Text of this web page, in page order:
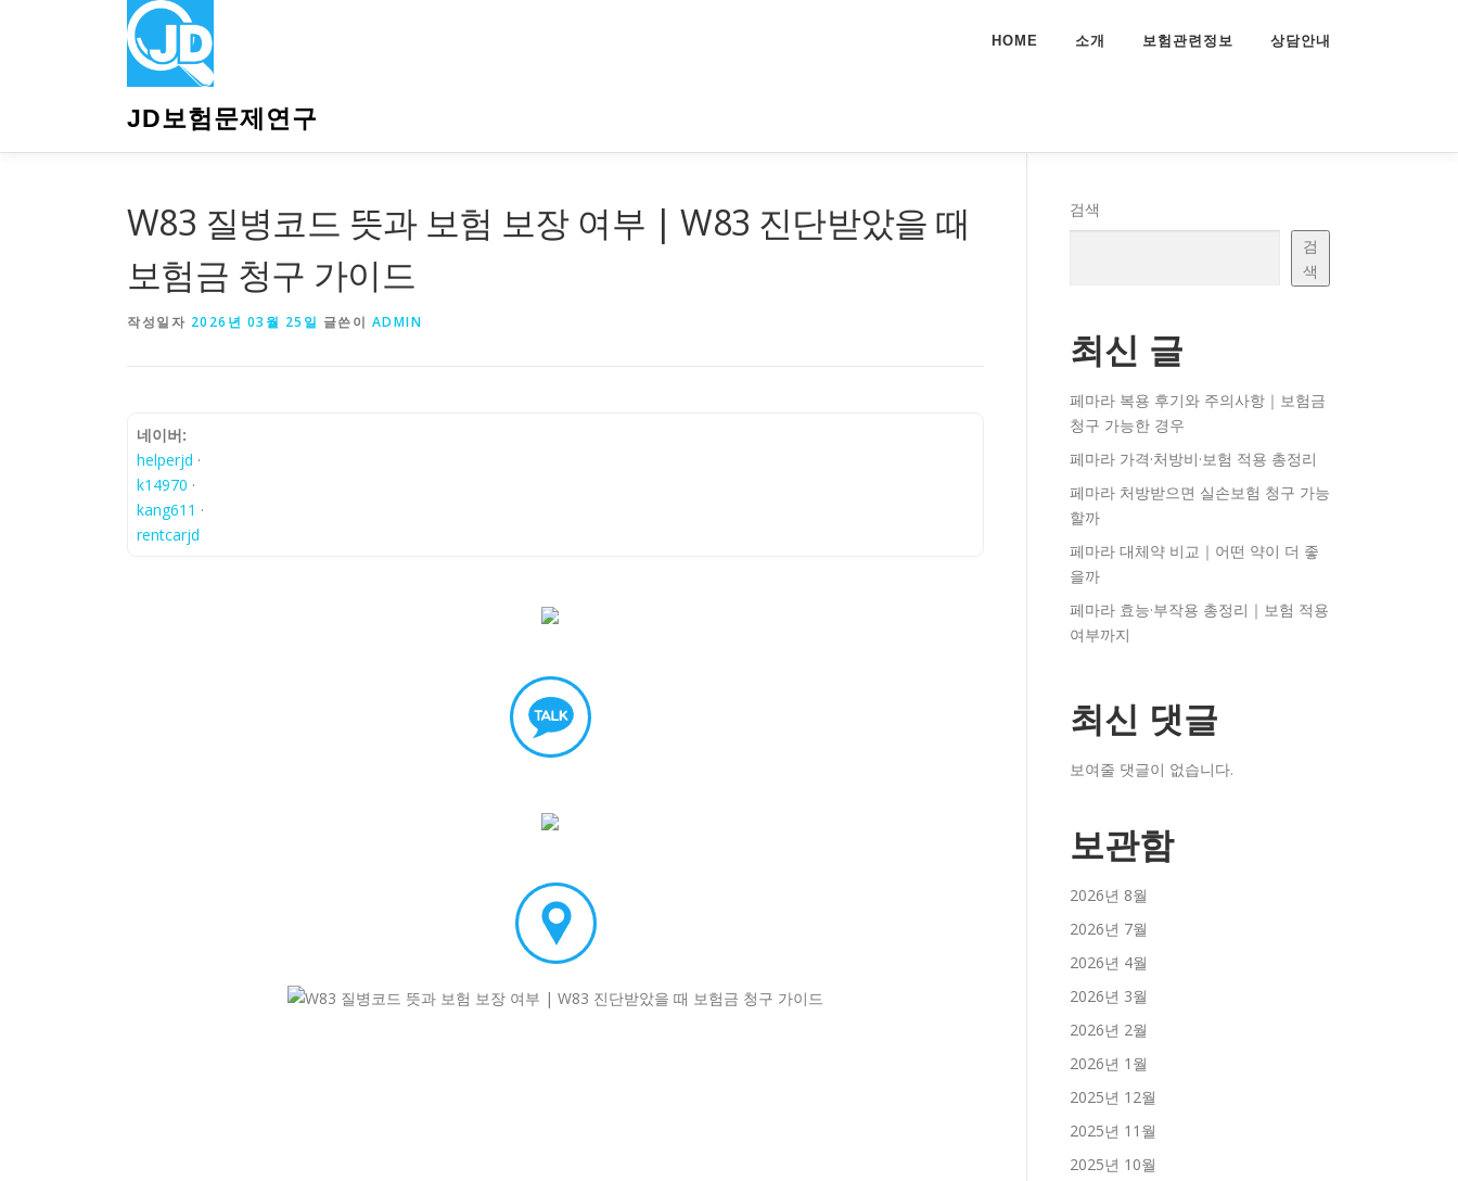
JD보험문제연구
HOME 소개 보험관련정보 상담안내
W83 질병코드 뜻과 보험 보장 여부 | W83 진단받았을 때
보험금 청구 가이드
작성일자 2026년 03월 25일 글쓴이 ADMIN
네이버:
helperjd ·
k14970 ·
kang611 ·
rentcarjd
검색
검
색
최신 글
페마라 복용 후기와 주의사항｜보험금
청구 가능한 경우
페마라 가격·처방비·보험 적용 총정리
페마라 처방받으면 실손보험 청구 가능
할까
페마라 대체약 비교｜어떤 약이 더 좋
을까
페마라 효능·부작용 총정리｜보험 적용
여부까지
최신 댓글
보여줄 댓글이 없습니다.
보관함
2026년 8월
2026년 7월
2026년 4월
2026년 3월
2026년 2월
2026년 1월
2025년 12월
2025년 11월
2025년 10월